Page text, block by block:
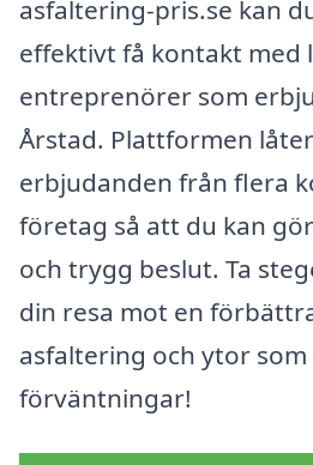
asfaltering-pris.se kan
effektivt få kontakt med
entreprenörer som
Årstad. Plattformen
erbjudanden från flera
företag så att du kan
och trygg beslut. Ta
din resa mot en
asfaltering och ytor
förväntningar!